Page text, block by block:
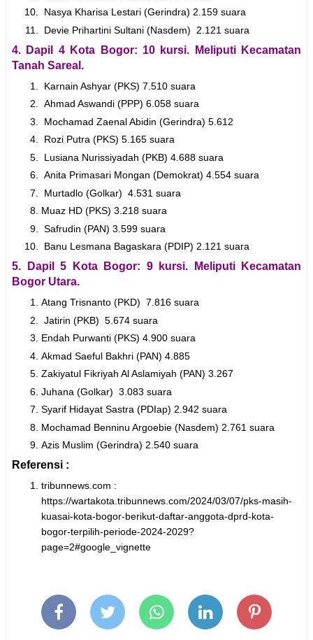
Nasya Kharisa Lestari (Gerindra) 2.159 suara
Devie Prihartini Sultani (Nasdem) 2.121 suara
4. Dapil 4 Kota Bogor: 10 kursi. Meliputi Kecamatan
Tanah Sareal.
Karnain Ashyar (PKS) 7.510 suara
Ahmad Aswandi (PPP) 6.058 suara
Mochamad Zaenal Abidin (Gerindra) 5.612
Rozi Putra (PKS) 5.165 suara
Lusiana Nurissiyadah (PKB) 4.688 suara
Anita Primasari Mongan (Demokrat) 4.554 suara
Murtadlo (Golkar) 4.531 suara
Muaz HD (PKS) 3.218 suara
Safrudin (PAN) 3.599 suara
Banu Lesmana Bagaskara (PDIP) 2.121 suara
5. Dapil 5 Kota Bogor: 9 kursi. Meliputi Kecamatan
Bogor Utara.
Atang Trisnanto (PKD) 7.816 suara
Jatirin (PKB) 5.674 suara
Endah Purwanti (PKS) 4.900 suara
Akmad Saeful Bakhri (PAN) 4.885
Zakiyatul Fikriyah Al Aslamiyah (PAN) 3.267
Juhana (Golkar) 3.083 suara
Syarif Hidayat Sastra (PDIap) 2.942 suara
Mochamad Benninu Argoebie (Nasdem) 2.761 suara
Azis Muslim (Gerindra) 2.540 suara
Referensi :
tribunnews.com :
https://wartakota.tribunnews.com/2024/03/07/pks-masih-
kuasai-kota-bogor-berikut-daftar-anggota-dprd-kota-
bogor-terpilih-periode-2024-2029?
page=2#google_vignette